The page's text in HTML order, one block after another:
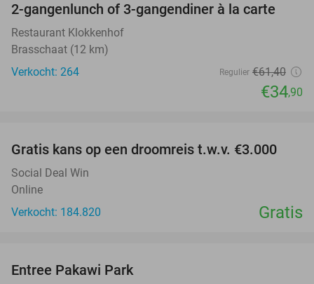
43%
2-gangenlunch of 3-gangendiner à la carte
Restaurant Klokkenhof
Brasschaat (12 km)
Verkocht: 264
Regulier €61,40
€34,90
Gratis kans op een droomreis t.w.v. €3.000
Social Deal Win
Online
Verkocht: 184.820
Gratis
Entree Pakawi Park